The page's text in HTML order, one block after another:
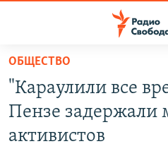
упрощенного
доступа
Вернуться
основному
ПРОГРАММЫ
ПОДКАСТЫ
АВТОРСКИЕ ПРОЕКТЫ
ОБЩЕСТВО
"Караулили все
Пензе задержали
активистов